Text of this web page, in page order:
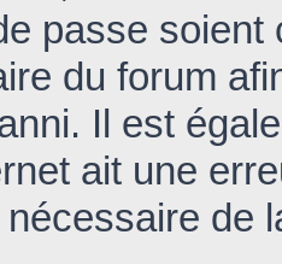
passe soient
du forum
Il est
ait une
nécessaire de